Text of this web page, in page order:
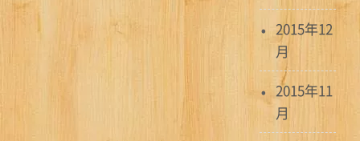
2015年12
月
2015年11
月